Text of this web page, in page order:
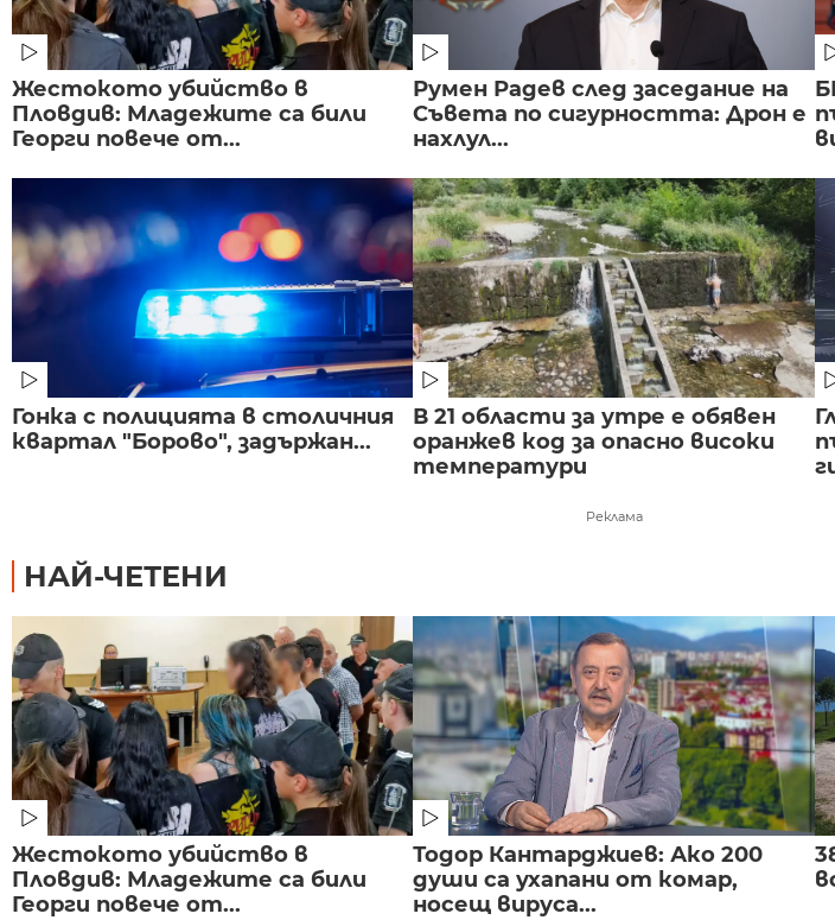
Жестокото убийство в
Пловдив: Младежите са били
Георги повече от...
Румен Радев след заседание на
Съвета по сигурността: Дрон е
нахлул...
Гонка с полицията в столичния
квартал "Борово", задържан...
В 21 области за утре е обявен
оранжев код за опасно високи
температури
Реклама
НАЙ-ЧЕТЕНИ
Жестокото убийство в
Пловдив: Младежите са били
Георги повече от...
Тодор Кантарджиев: Ако 200
души са ухапани от комар,
носещ вируса...